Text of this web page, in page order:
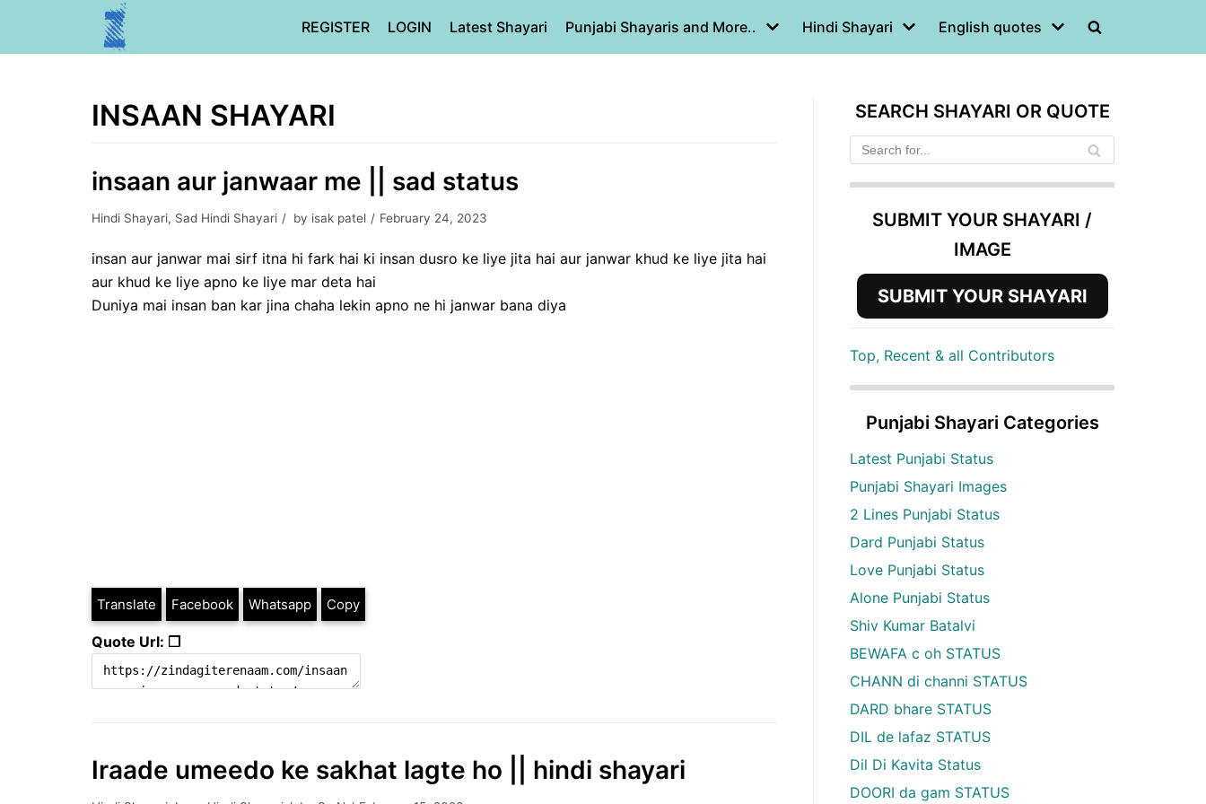
REGISTER LOGIN Latest Shayari Punjabi Shayaris and More.. Hindi Shayari English quotes
INSAAN SHAYARI
insaan aur janwaar me || sad status
Hindi Shayari, Sad Hindi Shayari by isak patel February 24, 2023
insan aur janwar mai sirf itna hi fark hai ki insan dusro ke liye jita hai aur janwar khud ke liye jita hai
aur khud ke liye apno ke liye mar deta hai
Duniya mai insan ban kar jina chaha lekin apno ne hi janwar bana diya
Translate Facebook Whatsapp Copy
Quote Url: ❐
Iraade umeedo ke sakhat lagte ho || hindi shayari
SEARCH SHAYARI OR QUOTE
SUBMIT YOUR SHAYARI /
IMAGE
SUBMIT YOUR SHAYARI
Top, Recent & all Contributors
Punjabi Shayari Categories
Latest Punjabi Status
Punjabi Shayari Images
2 Lines Punjabi Status
Dard Punjabi Status
Love Punjabi Status
Alone Punjabi Status
Shiv Kumar Batalvi
BEWAFA c oh STATUS
CHANN di channi STATUS
DARD bhare STATUS
DIL de lafaz STATUS
Dil Di Kavita Status
DOORI da gam STATUS